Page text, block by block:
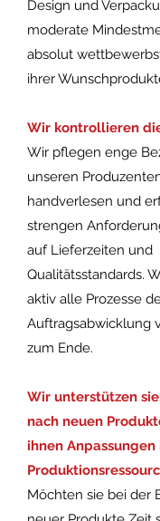
Design und
moderate
absolut
ihrer
Wir kontrollieren
Wir pflegen enge
unseren
handverlesen und
strengen
auf Lieferzeiten und
Qualitätsstandards.
aktiv alle Prozesse
Auftragsabwicklung
zum Ende.
Wir unterstützen
nach neuen
ihnen Anpassungen
Möchten sie bei der